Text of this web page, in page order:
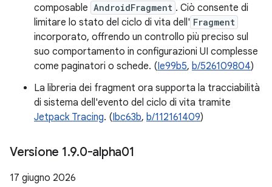
composable AndroidFragment . Ciò consente di
limitare lo stato del ciclo di vita dell' Fragment
incorporato, offrendo un controllo più preciso sul
suo comportamento in configurazioni UI complesse
come paginatori o schede. (Ie99b5, b/526109804)
La libreria dei fragment ora supporta la tracciabilità
di sistema dell'evento del ciclo di vita tramite
Jetpack Tracing. (Ibc63b, b/112161409)
Versione 1.9.0-alpha01
17 giugno 2026